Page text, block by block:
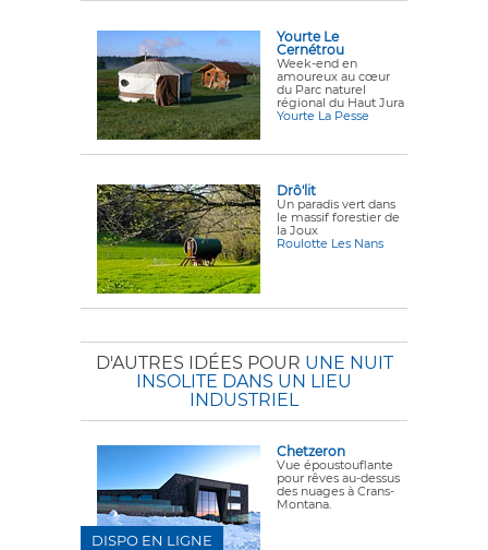
Yourte Le
Cernétrou
Week-end en
amoureux au cœur
du Parc naturel
régional du Haut Jura
Yourte La Pesse
Drô'lit
Un paradis vert dans
le massif forestier de
la Joux
Roulotte Les Nans
D'AUTRES IDÉES POUR UNE NUIT
INSOLITE DANS UN LIEU
INDUSTRIEL
Chetzeron
Vue époustouflante
pour rêves au-dessus
des nuages à Crans-
Montana.
DISPO EN LIGNE